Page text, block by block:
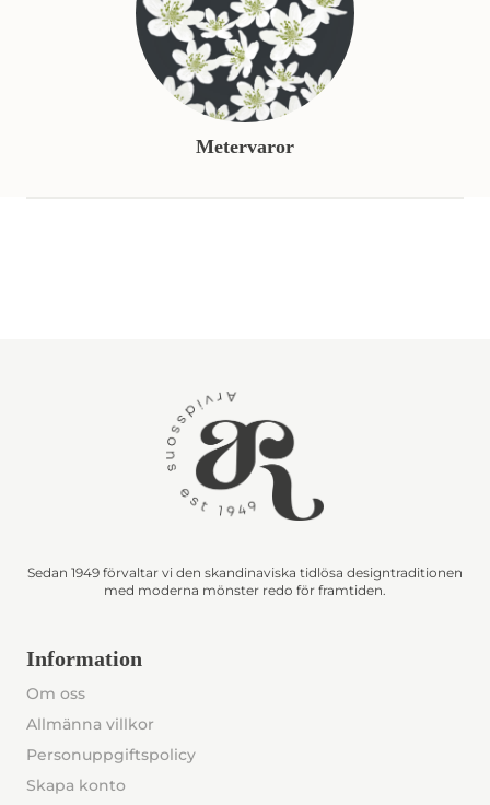
Metervaror
Sedan 1949 förvaltar vi den skandinaviska tidlösa designtraditionen
med moderna mönster redo för framtiden.
Information
Om oss
Allmänna villkor
Personuppgiftspolicy
Skapa konto